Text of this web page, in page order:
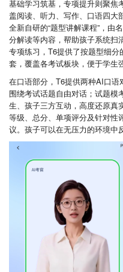
基础学习筑基，专项提升则聚焦
盖阅读、听力、写作、口语四大
全新自研的“题型讲解课程”，由
分解读等内容，帮助孩子系统扫
专项练习，T6提供了按题型细
套，覆盖各考试板块，便于学生
在口语部分，T6提供两种AI口
围绕考试话题自由对话；试题模
生、孩子三方互动，高度还原真
等级、总分、单项评分及针对性
议。孩子可以在无压力的环境中